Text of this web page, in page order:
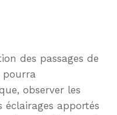
des passages de
pourra
observer les
apportés